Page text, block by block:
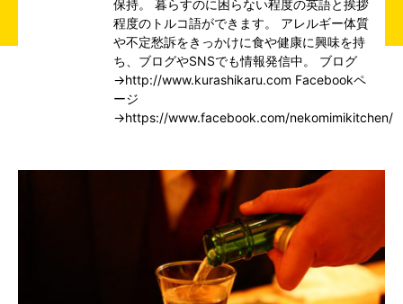
保持。 暮らすのに困らない程度の英語と挨拶
程度のトルコ語ができます。 アレルギー体質
や不定愁訴をきっかけに食や健康に興味を持
ち、ブログやSNSでも情報発信中。 ブログ
→http://www.kurashikaru.com Facebookペ
ージ
→https://www.facebook.com/nekomimikitchen/